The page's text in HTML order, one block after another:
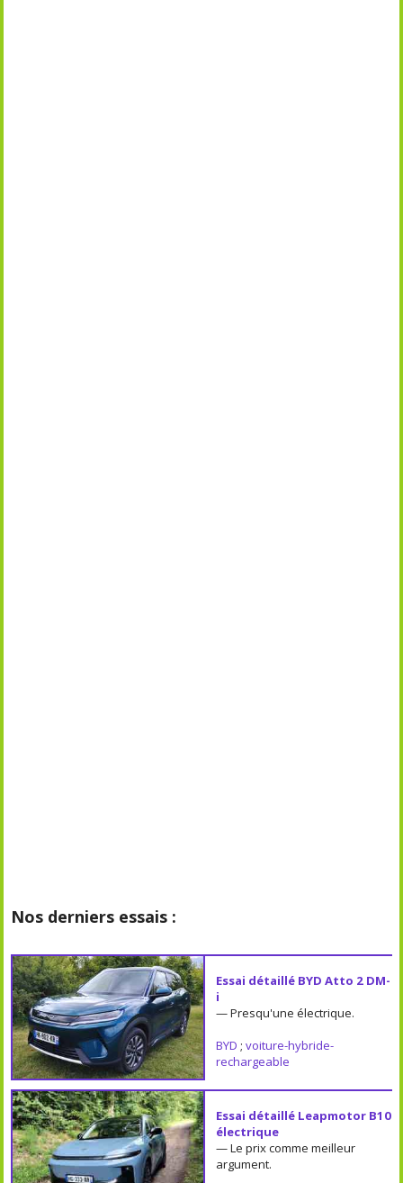
Nos derniers essais :
Essai détaillé BYD Atto 2 DM-
i
— Presqu'une électrique.
BYD ; voiture-hybride-
rechargeable
Essai détaillé Leapmotor B10
électrique
— Le prix comme meilleur
argument.